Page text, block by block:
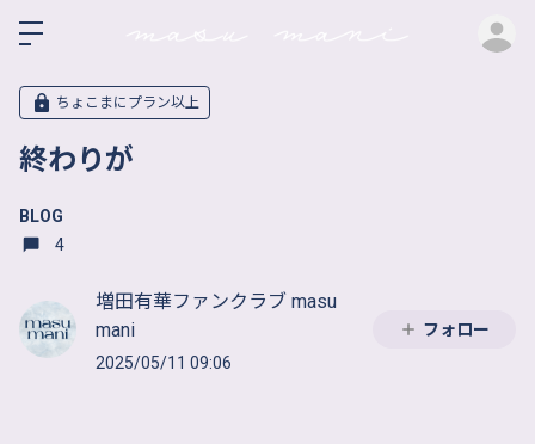
ちょこまにプラン以上
終わりが
BLOG
4
増田有華ファンクラブ masu
mani
2025/05/11 09:06
フォロー